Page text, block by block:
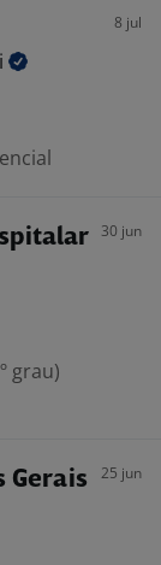
8 jul
30 jun
grau)
Gerais 25 jun